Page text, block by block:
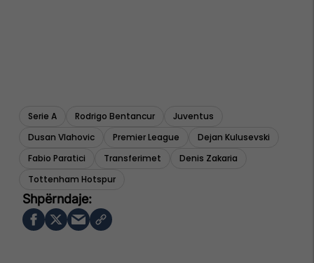
Serie A Rodrigo Bentancur
Juventus
Dusan Vlahovic
Premier League
Dejan Kulusevski
Fabio Paratici
Transferimet
Denis Zakaria
Tottenham Hotspur